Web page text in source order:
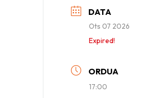
DATA
Ots 07 2026
Expired!
ORDUA
17:00